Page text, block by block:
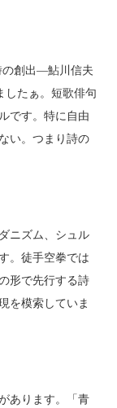
の創出―鮎川信夫
したぁ。短歌俳句
です。特に自由
い。つまり詩の
ニズム、シュル
。徒手空拳では
形で先行する詩
を模索していま
あります。「青